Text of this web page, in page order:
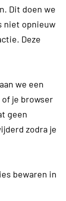
Dit doen we
niet opnieuw
Deze
we een
je browser
geen
zodra je
bewaren in